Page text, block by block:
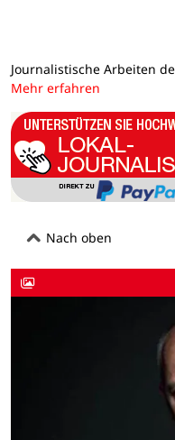
Journalistische Arbeiten
Mehr erfahren
Nach oben